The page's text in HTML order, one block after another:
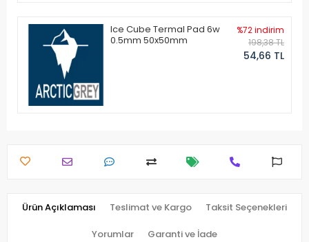
Ice Cube Termal Pad 6w
0.5mm 50x50mm
%72 indirim
198,38 TL
54,66 TL
Ürün Açıklaması Teslimat ve Kargo Taksit Seçenekleri
Yorumlar Garanti ve İade